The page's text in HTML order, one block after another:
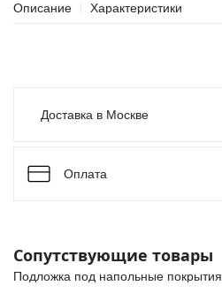
Описание Характеристики
Доставка в Москве
Оплата
Сопутствующие товары
Подложка под напольные покрытия